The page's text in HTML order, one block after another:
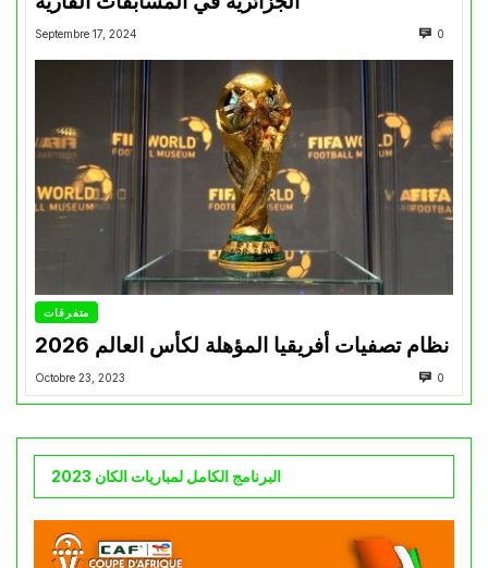
Septembre 17, 2024 0
متفرقات
نظام تصفيات أفريقيا المؤهلة لكأس العالم 2026
Octobre 23, 2023 0
البرنامج الكامل لمباريات الكان 2023